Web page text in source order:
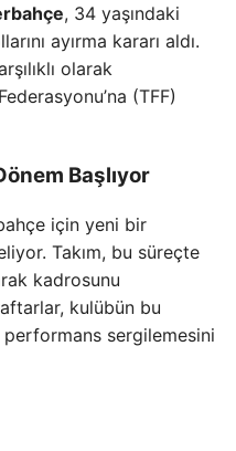
, 34 yaşındaki
ayırma kararı aldı.
olarak
(TFF)
Başlıyor
için yeni bir
Takım, bu süreçte
kadrosunu
kulübün bu
sergilemesini